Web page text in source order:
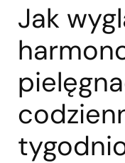
Jak